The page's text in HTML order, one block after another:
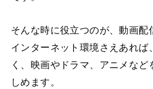
そんな時に役立つのが、動画配
インターネット環境さえあれば
く、映画やドラマ、アニメな
しめます。